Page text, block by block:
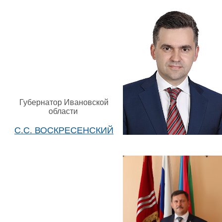
Губернатор Ивановской
области
С.С. ВОСКРЕСЕНСКИЙ